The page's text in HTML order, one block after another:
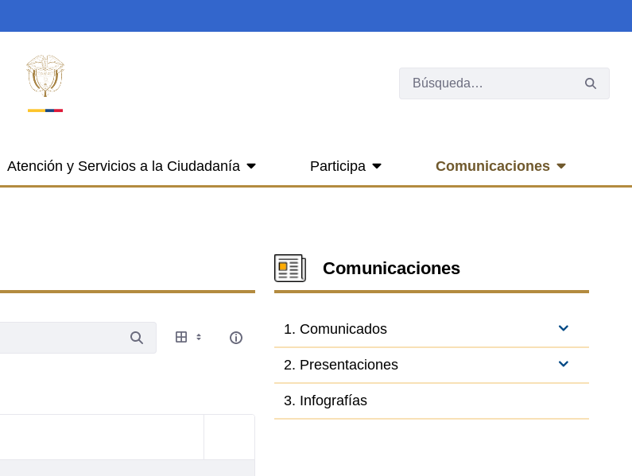
Atención y Servicios a la Ciudadanía Participa Comunicaciones
Comunicaciones
1. Comunicados
2. Presentaciones
3. Infografías